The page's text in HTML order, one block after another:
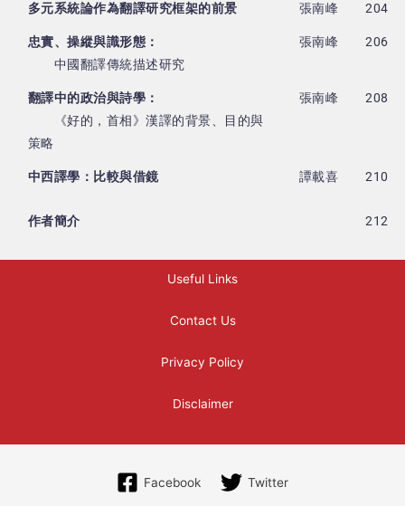
多元系統論作為翻譯研究框架的前景 張南峰 204
忠實、操縱與識形態：
中國翻譯傳統描述研究
張南峰 206
翻譯中的政治與詩學：
《好的，首相》漢譯的背景、目的與
策略
張南峰 208
中西譯學：比較與借鏡 譚載喜 210
作者簡介 212
Useful Links
Contact Us
Privacy Policy
Disclaimer
Facebook Twitter